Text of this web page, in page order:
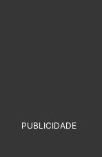
PUBLICIDADE